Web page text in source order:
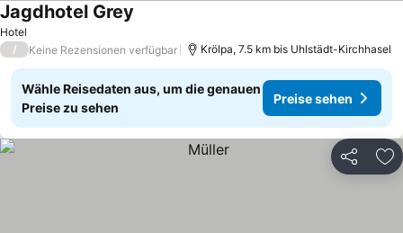
Hotel
Jagdhotel Grey
/ Keine Rezensionen verfügbar Krölpa, 7.5 km bis Uhlstädt-Kirchhasel
Wähle Reisedaten aus, um die genauen
Preise zu sehen
Preise sehen
Teilen